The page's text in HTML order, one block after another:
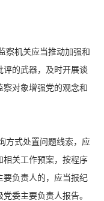
察机关应当推动加强和
的武器，及时开展谈
对象增强党的观念和
方式处置问题线索，应
相关工作预案，按程序
要负责人的，应当报纪
委主要负责人报告。